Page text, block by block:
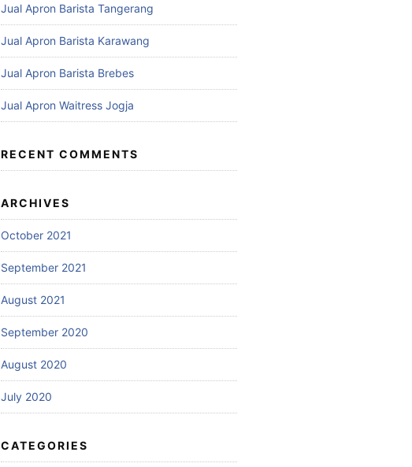
Jual Apron Barista Tangerang
Jual Apron Barista Karawang
Jual Apron Barista Brebes
Jual Apron Waitress Jogja
RECENT COMMENTS
ARCHIVES
October 2021
September 2021
August 2021
September 2020
August 2020
July 2020
CATEGORIES